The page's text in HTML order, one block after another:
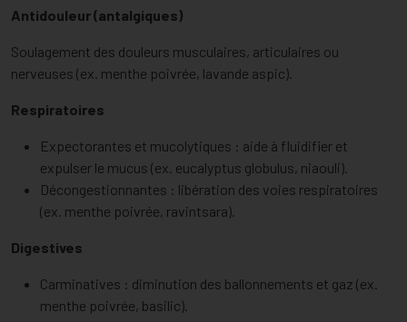
Antidouleur (antalgiques)
Soulagement des douleurs musculaires, articulaires ou
nerveuses (ex. menthe poivrée, lavande aspic).
Respiratoires
Expectorantes et mucolytiques : aide à fluidifier et
expulser le mucus (ex. eucalyptus globulus, niaouli).
Décongestionnantes : libération des voies respiratoires
(ex. menthe poivrée, ravintsara).
Digestives
Carminatives : diminution des ballonnements et gaz (ex.
menthe poivrée, basilic).